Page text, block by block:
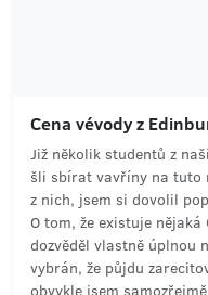
Cena vévody z
Již několik studentů z
šli sbírat vavříny na tuto
z nich, jsem si dovolil
O tom, že existuje
dozvěděl vlastně úplnou
vybrán, že půjdu
obvykle jsem